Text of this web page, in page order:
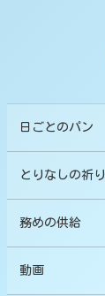
日ごとのパン
とりなしの祈り
務めの供給
動画